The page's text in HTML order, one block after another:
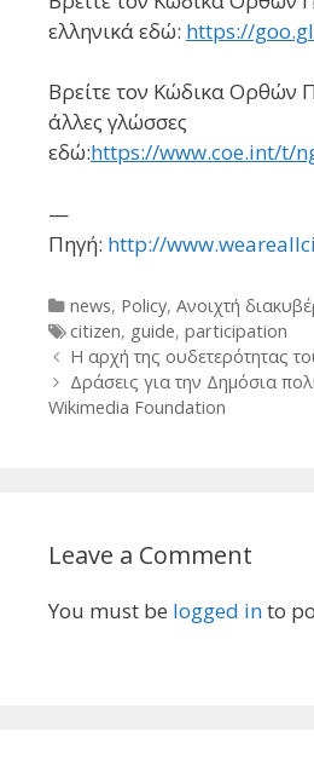
ελληνικά εδώ: https://
Βρείτε τον Κώδικα Ορθών
άλλες γλώσσες
εδώ:https://www.coe.int/t/
—
Πηγή: http://
Categories
news, Policy, Ανοιχτή
Tags
citizen, guide, participation
Post
navigation
Η αρχή της ουδετερότητας
Δράσεις για την Δημόσια
Wikimedia Foundation
Leave a Comment
You must be logged into